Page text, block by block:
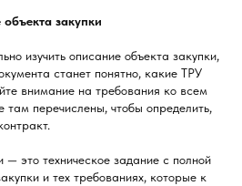
закупки
изучить описание объекта закупки,
станет понятно, какие ТРУ
внимание на требования ко всем
там перечислены, чтобы определить,
это техническое задание с полной
и тех требованиях, которые к